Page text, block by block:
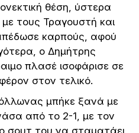
θέση, ύστερα
τους Τραγουστή και
καρπούς, αφού
ο Δημήτρης
πλασέ ισοφάρισε σε
στον τελικό.
μπήκε ξανά με
από το 2-1, με τον